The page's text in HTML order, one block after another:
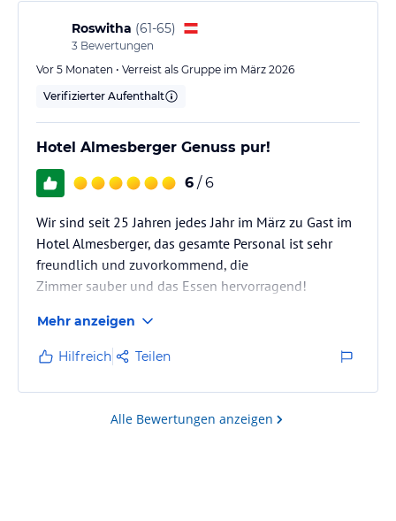
Roswitha (61-65)
3 Bewertungen
Vor 5 Monaten • Verreist als Gruppe im März 2026
Verifizierter Aufenthalt
Hotel Almesberger Genuss pur!
6 / 6
Wir sind seit 25 Jahren jedes Jahr im März zu Gast im
Hotel Almesberger, das gesamte Personal ist sehr
freundlich und zuvorkommend, die
Zimmer sauber und das Essen hervorragend!
Mehr anzeigen
Hilfreich Teilen
Alle Bewertungen anzeigen